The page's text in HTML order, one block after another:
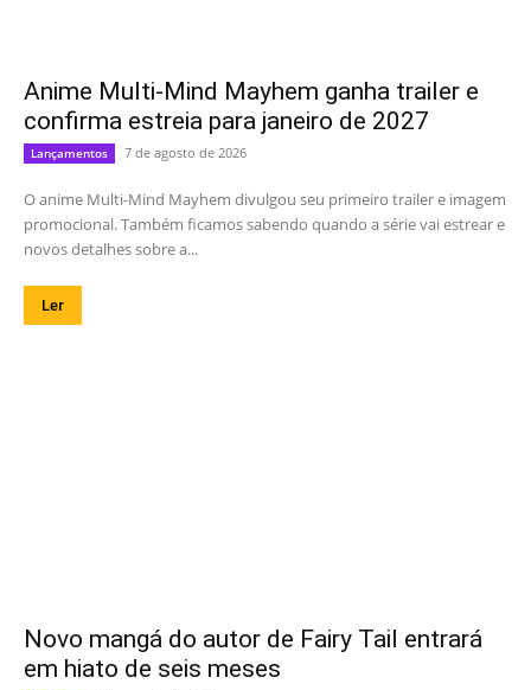
Anime Multi-Mind Mayhem ganha trailer e
confirma estreia para janeiro de 2027
Lançamentos 7 de agosto de 2026
O anime Multi-Mind Mayhem divulgou seu primeiro trailer e imagem
promocional. Também ficamos sabendo quando a série vai estrear e
novos detalhes sobre a...
Ler
Novo mangá do autor de Fairy Tail entrará
em hiato de seis meses